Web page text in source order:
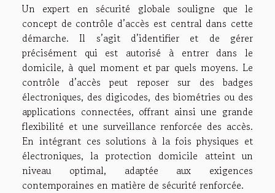
Un expert en sécurité globale souligne que le
concept de contrôle d’accès est central dans cette
démarche. Il s’agit d’identifier et de gérer
précisément qui est autorisé à entrer dans le
domicile, à quel moment et par quels moyens. Le
contrôle d’accès peut reposer sur des badges
électroniques, des digicodes, des biométries ou des
applications connectées, offrant ainsi une grande
flexibilité et une surveillance renforcée des accès.
En intégrant ces solutions à la fois physiques et
électroniques, la protection domicile atteint un
niveau optimal, adaptée aux exigences
contemporaines en matière de sécurité renforcée.